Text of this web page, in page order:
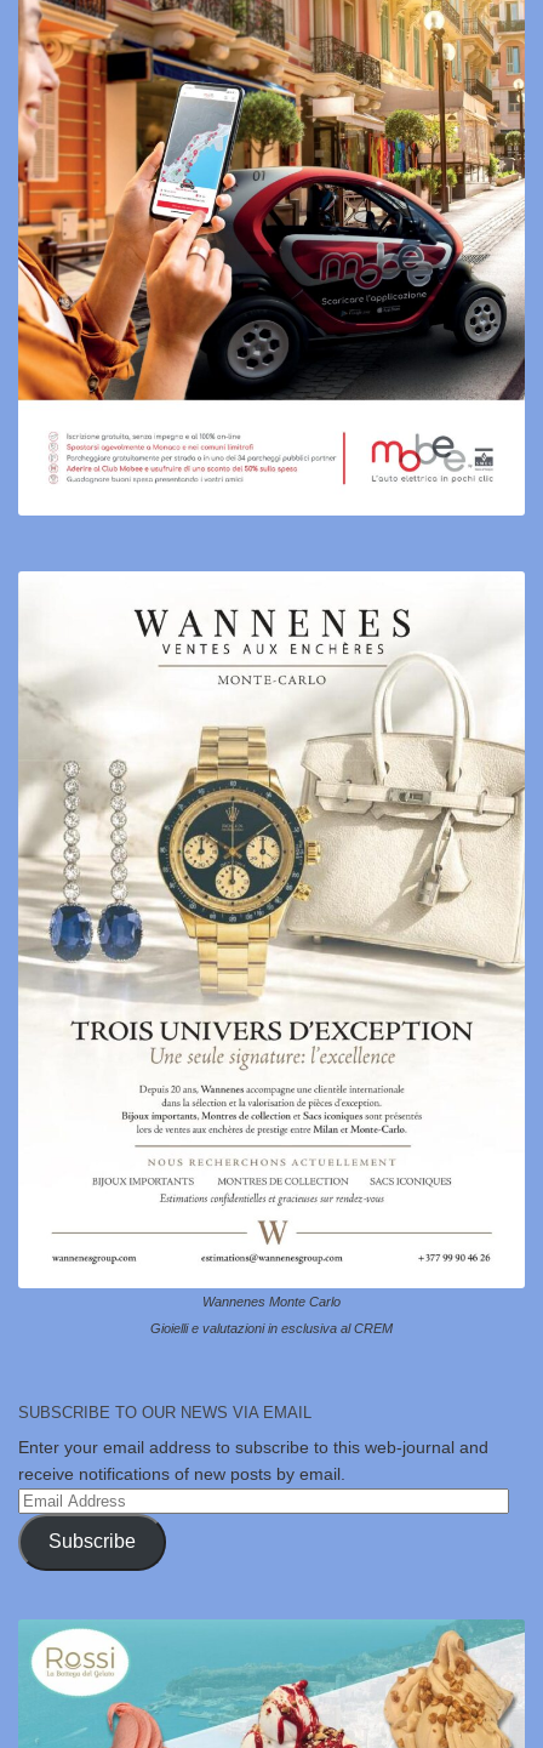
Wannenes Monte Carlo
Gioielli e valutazioni in esclusiva al CREM
SUBSCRIBE TO OUR NEWS VIA EMAIL
Enter your email address to subscribe to this web-journal and
receive notifications of new posts by email.
Email
Address
Subscribe